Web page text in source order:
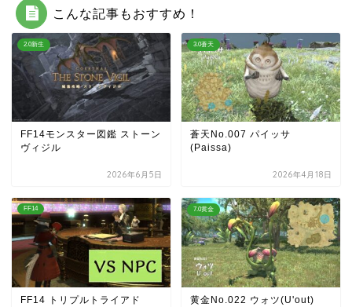
こんな記事もおすすめ！
2.0新生
FF14モンスター図鑑 ストーン
ヴィジル
2026年6月5日
3.0蒼天
蒼天No.007 パイッサ
(Paissa)
2026年4月18日
FF14
FF14 トリプルトライアド
7.0黄金
黄金No.022 ウォツ(U'out)